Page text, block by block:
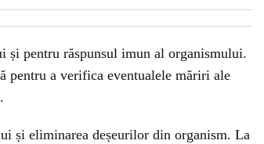
și pentru răspunsul imun al organismului.
pentru a verifica eventualele măriri ale
și eliminarea deșeurilor din organism. La